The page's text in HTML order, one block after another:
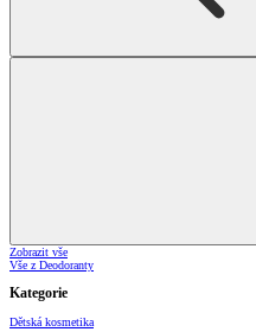
Zobrazit vše
Vše z Deodoranty
Kategorie
Dětská kosmetika